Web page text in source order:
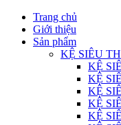
Trang chủ
Giới thiệu
Sản phẩm
KỆ SIÊU
KỆ
KỆ
KỆ
KỆ
KỆ